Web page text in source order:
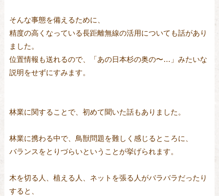
そんな事態を備えるために、
精度の高くなっている長距離無線の活用についても話があり
ました。
位置情報も送れるので、「あの日本杉の奥の〜…」みたいな
説明をせずにすみます。
林業に関することで、初めて聞いた話もありました。
林業に携わる中で、鳥獣問題を難しく感じるところに、
バランスをとりづらいということが挙げられます。
木を切る人、植える人、ネットを張る人がバラバラだったり
すると、